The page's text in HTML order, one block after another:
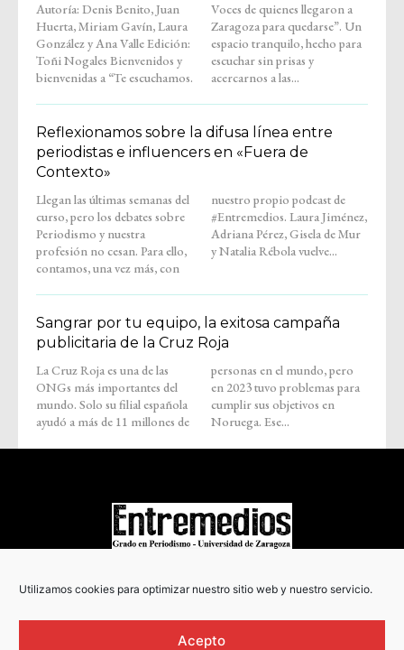
Utilizamos cookies para optimizar nuestro sitio web y nuestro servicio.
Acepto
Autoría: Denis Benito, Juan
Huerta, Miriam Gavín, Laura
González y Ana Valle Edición:
Toñi Nogales Bienvenidos y
bienvenidas a “Te escuchamos.
Voces de quienes llegaron a
Zaragoza para quedarse”. Un
espacio tranquilo, hecho para
escuchar sin prisas y
acercarnos a las...
Reflexionamos sobre la difusa línea entre
periodistas e influencers en «Fuera de
Contexto»
Llegan las últimas semanas del
curso, pero los debates sobre
Periodismo y nuestra
profesión no cesan. Para ello,
contamos, una vez más, con
nuestro propio podcast de
#Entremedios. Laura Jiménez,
Adriana Pérez, Gisela de Mur
y Natalia Rébola vuelve...
Sangrar por tu equipo, la exitosa campaña
publicitaria de la Cruz Roja
La Cruz Roja es una de las
ONGs más importantes del
mundo. Solo su filial española
ayudó a más de 11 millones de
personas en el mundo, pero
en 2023 tuvo problemas para
cumplir sus objetivos en
Noruega. Ese...